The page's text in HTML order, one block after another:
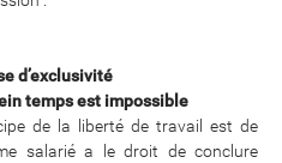
d’exclusivité
temps est impossible
de la liberté de travail est de
salarié a le droit de conclure